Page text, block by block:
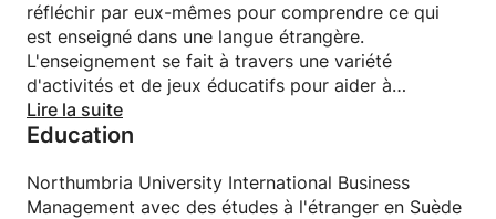
réfléchir par eux-mêmes pour comprendre ce qui
est enseigné dans une langue étrangère.
L'enseignement se fait à travers une variété
d'activités et de jeux éducatifs pour aider à
comprendre le nouveau vocabulaire.
Pour les étudiants plus âgés, une approche plus
sont traités correctement et respectés. Cependant,
après la première leçon, un équilibre approprié peut
Lire la suite
Education
Northumbria University International Business
Management avec des études à l'étranger en Suède